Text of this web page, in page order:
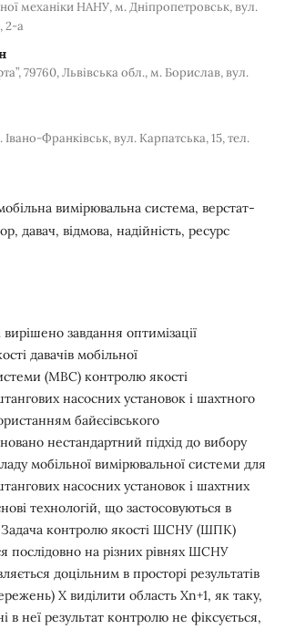
механіки НАНУ, м. Дніпропетровськ, вул.
2-а
79760, Львівська обл., м. Борислав, вул.
Франківськ, вул. Карпатська, 15, тел.
вимірювальна система, верстат-
давач, відмова, надійність, ресурс
завдання оптимізації
давачів мобільної
(МВС) контролю якості
насосних установок і шахтного
байєсівського
нестандартний підхід до вибору
мобільної вимірювальної системи для
насосних установок і шахтних
технологій, що застосовуються в
Задача контролю якості ШСНУ (ШПК)
послідовно на різних рівнях ШСНУ
доцільним в просторі результатів
Х виділити область Xn+1, як таку,
в неї результат контролю не фіксується,